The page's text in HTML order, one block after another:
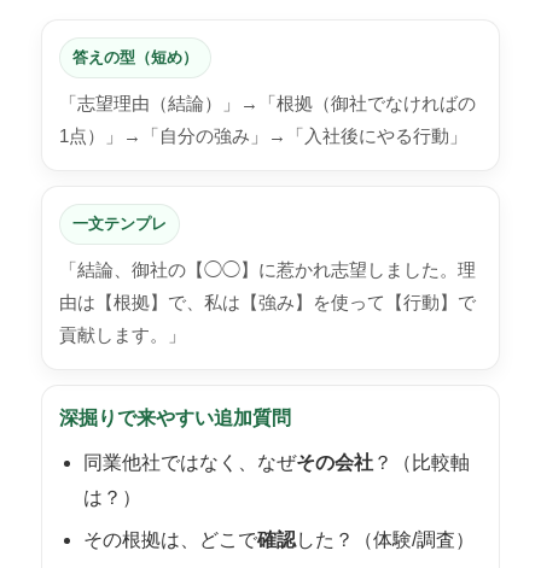
答えの型（短め）
「志望理由（結論）」→「根拠（御社でなければの
1点）」→「自分の強み」→「入社後にやる行動」
一文テンプレ
「結論、御社の【◯◯】に惹かれ志望しました。理
由は【根拠】で、私は【強み】を使って【行動】で
貢献します。」
深掘りで来やすい追加質問
同業他社ではなく、なぜその会社 ？（比較軸
は？）
その根拠は、どこで確認した？（体験/調査）